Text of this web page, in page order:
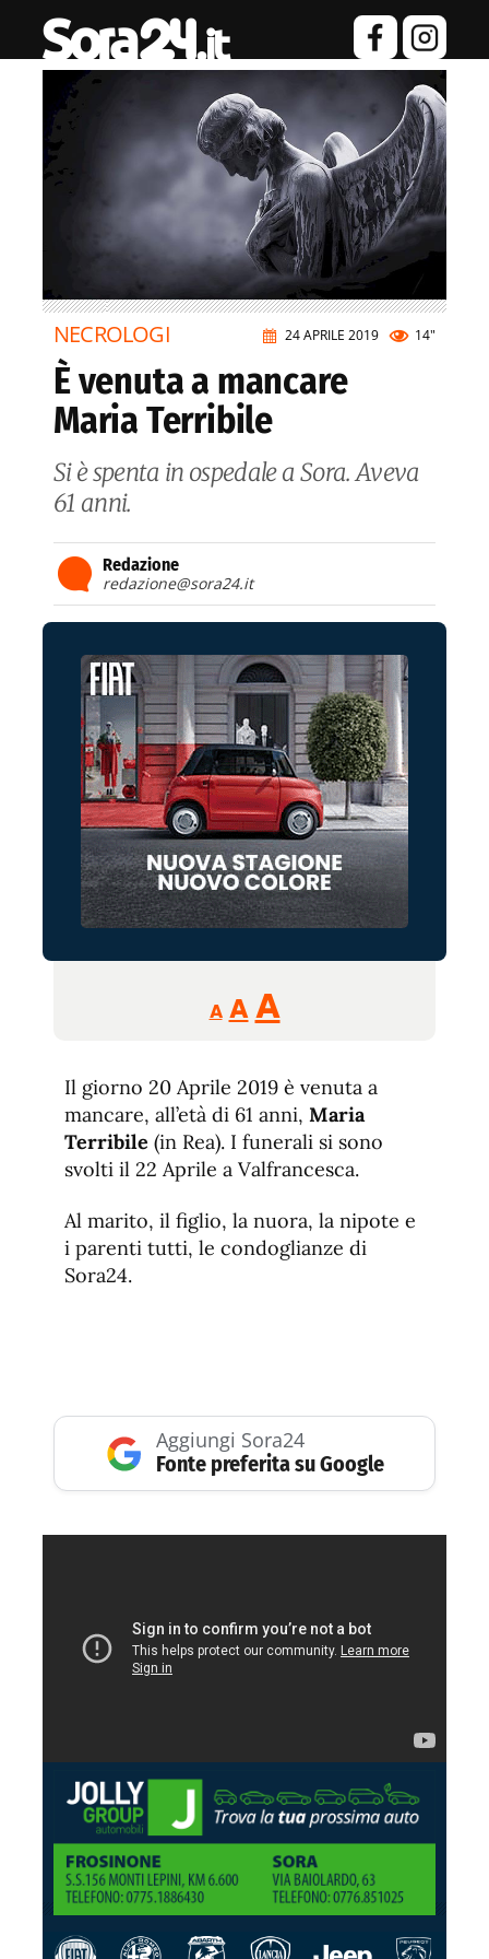
24 APRILE 2019 14"
NECROLOGI
È venuta a mancare
Maria Terribile
Si è spenta in ospedale a Sora. Aveva
61 anni.
Redazione
redazione@sora24.it
A
Reducir
tamaño
A Restablecer
de
fuente
AAumentar
de
fuente.
Il giorno 20 Aprile 2019 è venuta a
mancare, all’età di 61 anni, Maria
Terribile (in Rea). I funerali si sono
svolti il 22 Aprile a Valfrancesca.
Al marito, il figlio, la nuora, la nipote e
i parenti tutti, le condoglianze di
Sora24.
Aggiungi Sora24
Fonte preferita su Google